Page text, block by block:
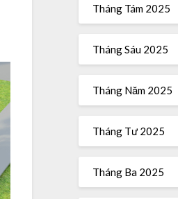
Tháng Tám 2025
Tháng Sáu 2025
Tháng Năm 2025
Tháng Tư 2025
Tháng Ba 2025